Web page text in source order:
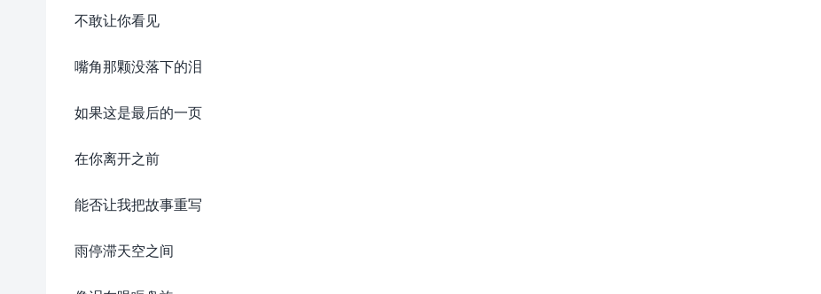
不敢让你看见
嘴角那颗没落下的泪
如果这是最后的一页
在你离开之前
能否让我把故事重写
雨停滞天空之间